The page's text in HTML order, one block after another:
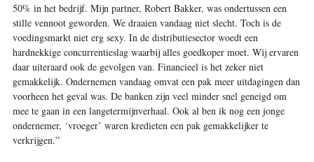
50% in het bedrijf. Mijn partner, Robert Bakker, was ondertussen een
stille vennoot geworden. We draaien vandaag niet slecht. Toch is de
voedingsmarkt niet erg sexy. In de distributiesector woedt een
hardnekkige concurrentieslag waarbij alles goedkoper moet. Wij ervaren
daar uiteraard ook de gevolgen van. Financieel is het zeker niet
gemakkelijk. Ondernemen vandaag omvat een pak meer uitdagingen dan
voorheen het geval was. De banken zijn veel minder snel geneigd om
mee te gaan in een langetermijnverhaal. Ook al ben ik nog een jonge
ondernemer, ‘vroeger’ waren kredieten een pak gemakkelijker te
verkrijgen.”